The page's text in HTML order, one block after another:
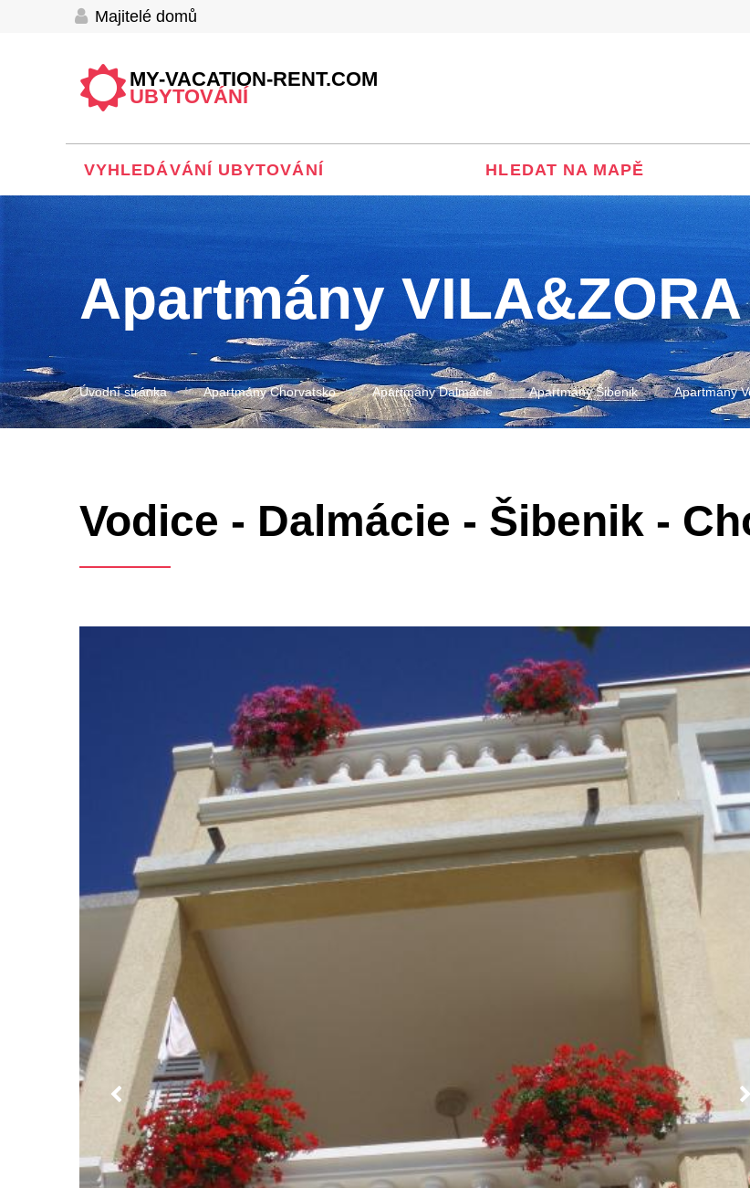
Majitelé domů
MY-VACATION-RENT.COM
UBYTOVÁNÍ
VYHLEDÁVÁNÍ UBYTOVÁNÍ HLEDAT NA MAPĚ
Apartmány VILA&ZORA
Úvodní stránka Apartmány Chorvatsko Apartmány Dalmácie Apartmány Šibenik Apartmány
Vodice - Dalmácie - Šibenik -